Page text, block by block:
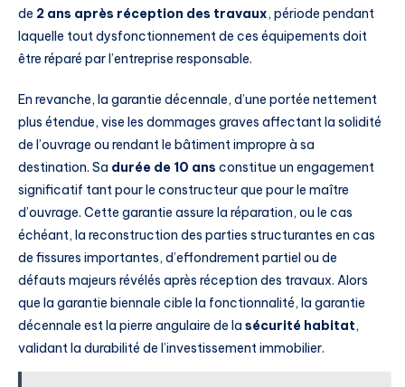
de 2 ans après réception des travaux, période pendant
laquelle tout dysfonctionnement de ces équipements doit
être réparé par l’entreprise responsable.
En revanche, la garantie décennale, d’une portée nettement
plus étendue, vise les dommages graves affectant la solidité
de l’ouvrage ou rendant le bâtiment impropre à sa
destination. Sa durée de 10 ans constitue un engagement
significatif tant pour le constructeur que pour le maître
d’ouvrage. Cette garantie assure la réparation, ou le cas
échéant, la reconstruction des parties structurantes en cas
de fissures importantes, d’effondrement partiel ou de
défauts majeurs révélés après réception des travaux. Alors
que la garantie biennale cible la fonctionnalité, la garantie
décennale est la pierre angulaire de la sécurité habitat,
validant la durabilité de l’investissement immobilier.